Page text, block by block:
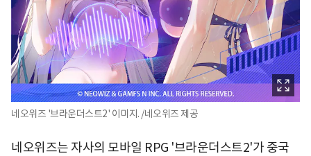
네오위즈 '브라운더스트2' 이미지. /네오위즈 제공
네오위즈는 자사의 모바일 RPG '브라운더스트2'가 중국